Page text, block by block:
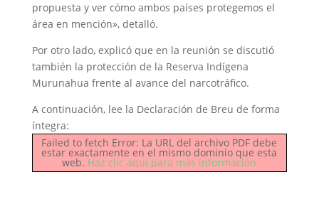
propuesta y ver cómo ambos países protegemos el
área en mención», detalló.
Por otro lado, explicó que en la reunión se discutió
también la protección de la Reserva Indígena
Murunahua frente al avance del narcotráfico.
A continuación, lee la Declaración de Breu de forma
íntegra:
Failed to fetch Error: La URL del archivo PDF debe
estar exactamente en el mismo dominio que esta
web. Haz clic aquí para más información